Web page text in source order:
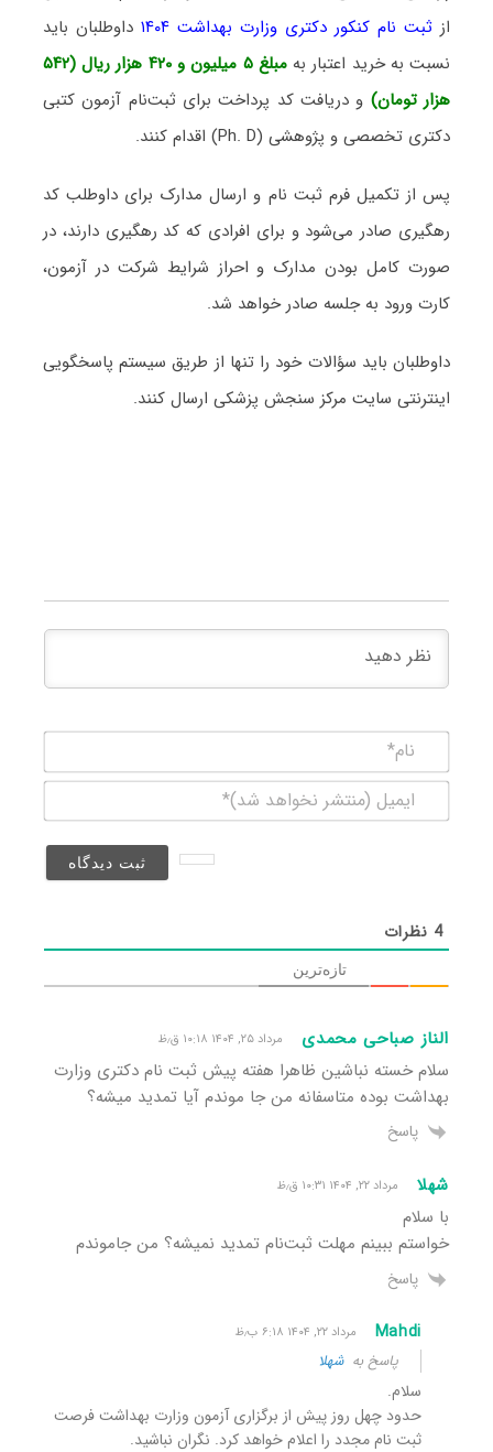
از ثبت نام کنکور دکتری وزارت بهداشت ۱۴۰۴
داوطلبان باید
نسبت به خرید اعتبار به
مبلغ ۵ میلیون و ۴۲۰ هزار ریال (۵۴۲
هزار تومان) و دریافت کد پرداخت برای ثبت‌نام آزمون کتبی
دکتری تخصصی و پژوهشی (Ph. D) اقدام کنند.
پس از تکمیل فرم ثبت نام و ارسال مدارک برای داوطلب کد
رهگیری صادر می‌شود و برای افرادی که کد رهگیری دارند، در
صورت کامل بودن مدارک و احراز شرایط شرکت در آزمون،
کارت ورود به جلسه صادر خواهد شد.
داوطلبان باید سؤالات خود را تنها از طریق سیستم پاسخگویی
اینترنتی سایت مرکز سنجش پزشکی ارسال کنند.
(منتشر
4 نظرات
تازه‌ترین
الناز صباحی محمدی مرداد ۲۵, ۱۴۰۴ ۱۰:۱۸ ق٫ظ
سلام خسته نباشین ظاهرا هفته پیش ثبت نام دکتری وزارت
بهداشت بوده متاسفانه من جا موندم آیا تمدید میشه؟
پاسخ
شهلا مرداد ۲۲, ۱۴۰۴ ۱۰:۳۱ ق٫ظ
با سلام
خواستم ببینم مهلت ثبت‌نام تمدید نمیشه؟ من جاموندم
پاسخ
Mahdi مرداد ۲۲, ۱۴۰۴ ۶:۱۸ ب٫ظ
پاسخ بهشهلا
سلام.
حدود چهل روز پیش از برگزاری آزمون وزارت بهداشت فرصت
ثبت نام مجدد را اعلام خواهد کرد. نگران نباشید.